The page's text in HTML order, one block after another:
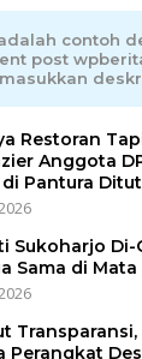
contoh
post
Restoran
Anggota
di Pantura
Sukoharjo Di-
Sama di
Perangkat